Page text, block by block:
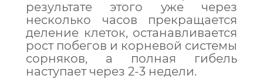
результате этого уже через
несколько часов прекращается
деление клеток, останавливается
рост побегов и корневой системы
сорняков, а полная гибель
наступает через 2-3 недели.